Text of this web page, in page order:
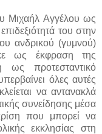
Μιχαήλ Αγγέλου ως
του στην
ανδρικού (γυμνού)
ως έκφραση της
ως προτεσταντικό
όλες αυτές
να αντανακλά
συνείδησης μέσα
που μπορεί να
εκκλησίας στη